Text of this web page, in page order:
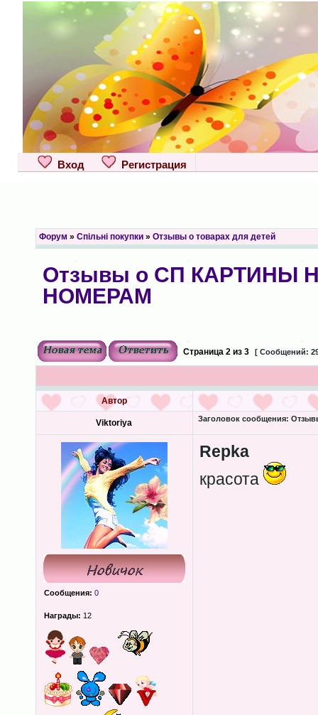
Вход Регистрация
Форум » Спільні покупки» Отзывы о товарах для детей
Отзывы о СП КАРТИНЫ
НОМЕРАМ
Страница 2из 3 [ Сообщений:
Автор
Viktoriya Заголовок сообщения:
Сообщения: 0
Награды: 12
Repka
красота